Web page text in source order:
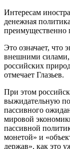
Интересам
денежная
преимущественно
Это означает, что
внешними силами,
российских
отмечает Глазьев.
При этом
выжидательную
пассивного
мировой
пассивной
монетой» и
держав», как это